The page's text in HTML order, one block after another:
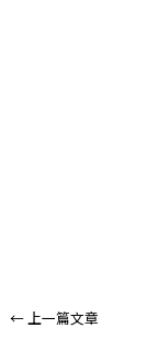
←上一篇文章